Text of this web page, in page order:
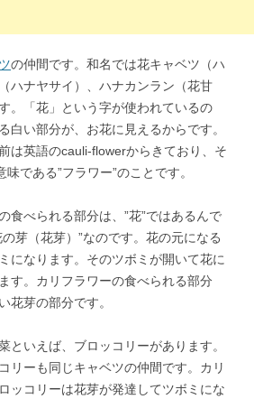
の仲間です。和名では花キャベツ（ハ
ハナヤサイ）、ハナカンラン（花甘
。「花」という字が使われているの
白い部分が、お花に見えるからです。
は英語のcauli-flowerからきており、そ
である”フラワー”のことです。
食べられる部分は、”花”ではあるんで
芽（花芽）”なのです。花の元になる
になります。そのツボミが開いて花に
す。カリフラワーの食べられる部分
花芽の部分です。
といえば、ブロッコリーがあります。
リーも同じキャベツの仲間です。カリ
ッコリーは花芽が発達してツボミにな